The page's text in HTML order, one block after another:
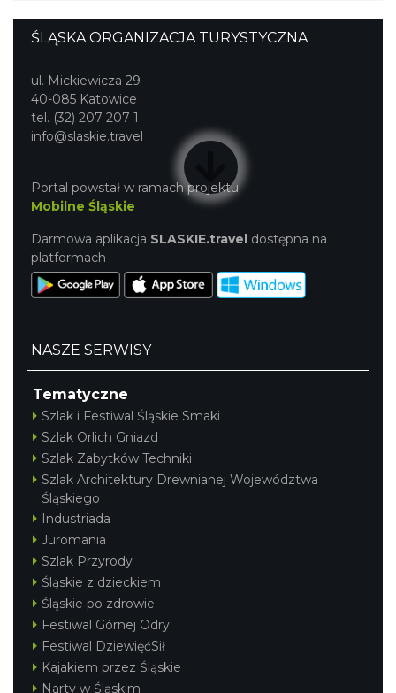
ŚLĄSKA ORGANIZACJA TURYSTYCZNA
ul. Mickiewicza 29
40-085 Katowice
tel. (32) 207 207 1
info@slaskie.travel
Portal powstał w ramach projektu
Mobilne Śląskie
Darmowa aplikacja SLASKIE.travel dostępna na
platformach
NASZE SERWISY
Tematyczne
Szlak i Festiwal Śląskie Smaki
Szlak Orlich Gniazd
Szlak Zabytków Techniki
Szlak Architektury Drewnianej Województwa
Śląskiego
Industriada
Juromania
Szlak Przyrody
Śląskie z dzieckiem
Śląskie po zdrowie
Festiwal Górnej Odry
Festiwal DziewięćSił
Kajakiem przez Śląskie
Narty w Śląskim